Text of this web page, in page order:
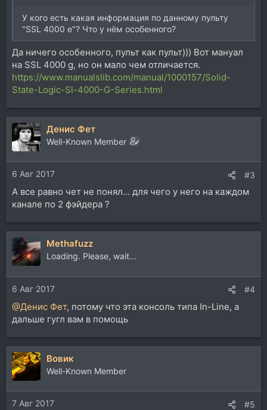
У кого есть какая информация по данному пульту
"SSL 4000 e"? Что у нём особенного?
Да ничего особенного, пульт как пульт))) Вот мануал
на SSL 4000 g, но он мало чем отличается.
https://www.manualslib.com/manual/1000157/Solid-
State-Logic-Sl-4000-G-Series.html
Денис Фет
Well-Known Member
6 Авг 2017 #3
А все равно чет не понял... для чего у него на каждом
канале по 2 фэйдера ?
Methafuzz
Loading. Please, wait...
6 Авг 2017 #4
@Денис Фет, потому что эта консоль типа In-Line, а
дальше гугл вам в помощь
Вовик
Well-Known Member
7 Авг 2017 #5